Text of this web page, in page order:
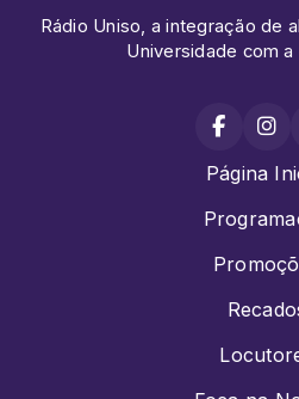
Rádio Uniso, a integração de
Universidade com a
Página